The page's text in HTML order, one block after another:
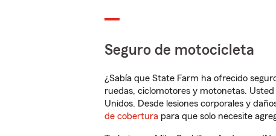
Seguro de motocicleta
¿Sabía que State Farm ha ofrecido
ruedas, ciclomotores y motonetas.
Unidos. Desde lesiones corporales y
de cobertura para que solo necesite